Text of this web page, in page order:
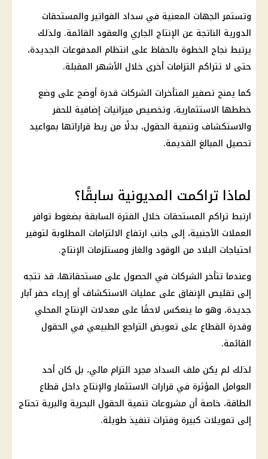
وتستمر الجهات المعنية في سداد الفواتير والمستحقات
الدورية الناتجة عن الإنتاج الجاري والعقود القائمة. ولذلك
يرتبط نجاح الخطوة بالحفاظ على انتظام المدفوعات الجديدة،
حتى لا تتراكم التزامات أخرى خلال الأشهر المقبلة.
كما يمنح تصفير المتأخرات الشركات قدرة أوضح على وضع
خططها الاستثمارية، وتخصيص ميزانيات إضافية للحفر
والاستكشاف وتنمية الحقول، بدلًا من ربط قراراتها بمواعيد
تحصيل المبالغ القديمة.
لماذا تراكمت المديونية سابقًا؟
ارتبط تراكم المستحقات خلال الفترة السابقة بضغوط توافر
العملات الأجنبية، إلى جانب ارتفاع الالتزامات المطلوبة لتوفير
احتياجات البلاد من الوقود والغاز ومستلزمات الإنتاج.
وعندما تتأخر الشركات في الحصول على مستحقاتها، قد تتجه
إلى تقليص الإنفاق على عمليات الاستكشاف أو إرجاء حفر آبار
جديدة، وهو ما ينعكس لاحقًا على معدلات الإنتاج المحلي
وقدرة القطاع على تعويض التراجع الطبيعي في الحقول
القائمة.
لذلك لم يكن ملف السداد مجرد التزام مالي، بل كان أحد
العوامل المؤثرة في قرارات الاستثمار والإنتاج داخل قطاع
الطاقة، خاصة أن مشروعات تنمية الحقول البحرية والبرية تحتاج
إلى تمويلات كبيرة وفترات تنفيذ طويلة.